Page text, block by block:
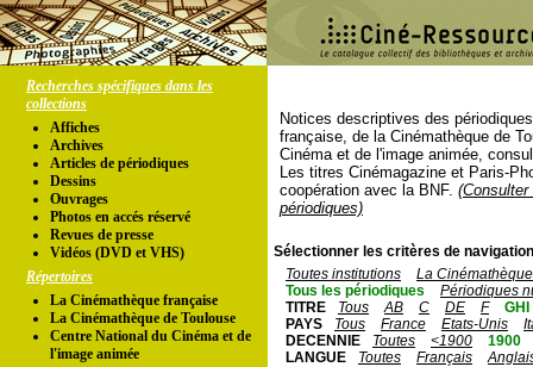
Recherches spécifiques dans les
collections
Affiches
Archives
Articles de périodiques
Dessins
Ouvrages
Photos en accés réservé
Revues de presse
Vidéos (DVD et VHS)
Répertoires
La Cinémathèque française
La Cinémathèque de Toulouse
Centre National du Cinéma et de
l'image animée
Notices descriptives des
française, de la Cinémathèque de
Cinéma et de l'image animée,
Les titres Cinémagazine et Paris-
coopération avec la BNF.
périodiques)
Sélectionner les critères de
Toutes institutions
La
Tous les périodiques
Périodiques
TITRE
Tous AB C DE F
GHI
PAYS
Tous France Etats-Unis
DECENNIE
Toutes <1900
1900
LANGUE
Toutes Français